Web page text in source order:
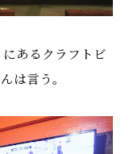
あるクラフトビ
は言う。